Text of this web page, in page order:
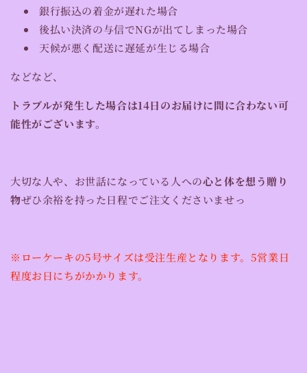
銀行振込の着金が遅れた場合
後払い決済の与信でNGが出てしまった場合
天候が悪く配送に遅延が生じる場合
などなど、
トラブルが発生した場合は14日のお届けに間に合わない可
能性がございます。
大切な人や、お世話になっている人への心と体を想う贈り
物ぜひ余裕を持った日程でご注文くださいませっ
※ローケーキの5号サイズは受注生産となります。5営業日
程度お日にちがかかります。